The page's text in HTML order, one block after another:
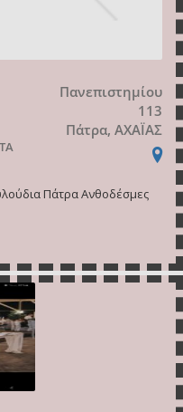
Πανεπιστημίου
113
Πάτρα, ΑΧΑΪΑΣ
Πάτρα Ανθοδέσμες